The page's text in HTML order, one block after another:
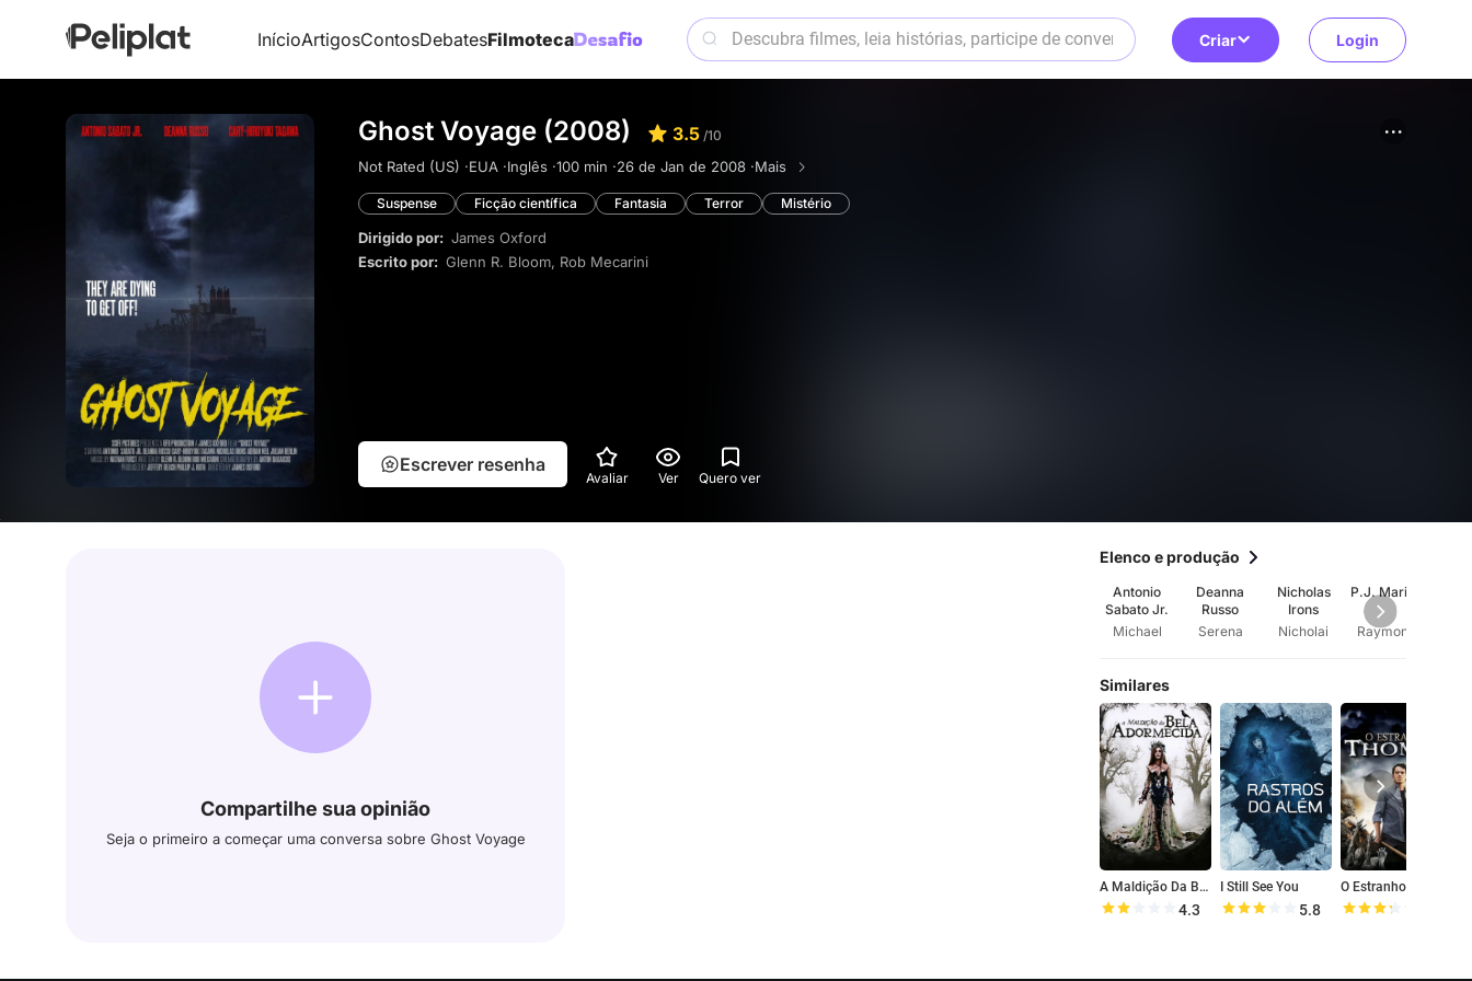
InícioArtigosContosDebatesFilmoteca Criar Login
Ghost Voyage (2008) 3.5 /10
Not Rated (US) ·EUA ·Inglês ·100 min ·26 de Jan de 2008 ·Mais
Suspense Ficção científica Fantasia Terror Mistério
Dirigido por: James Oxford
Escrito por: Glenn R. Bloom, Rob Mecarini
Escrever resenha
Avaliar Ver Quero ver
Compartilhe sua opinião
Seja o primeiro a começar uma conversa sobre Ghost Voyage
Elenco e produção
Antonio
Sabato Jr.
Michael
Deanna
Russo
Serena
Nicholas
Irons
Nicholai
P.J. Marino
Raymond
Similares
A Maldição Da Bela Adormecida
4.3
I Still See You
5.8